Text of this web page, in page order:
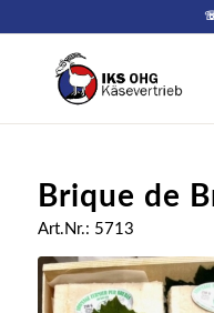
☏
Brique de
Art.Nr.: 5713